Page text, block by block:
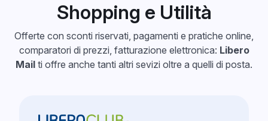
Shopping e Utilità
Offerte con sconti riservati, pagamenti e pratiche online,
comparatori di prezzi, fatturazione elettronica: Libero
Mail ti offre anche tanti altri sevizi oltre a quelli di posta.